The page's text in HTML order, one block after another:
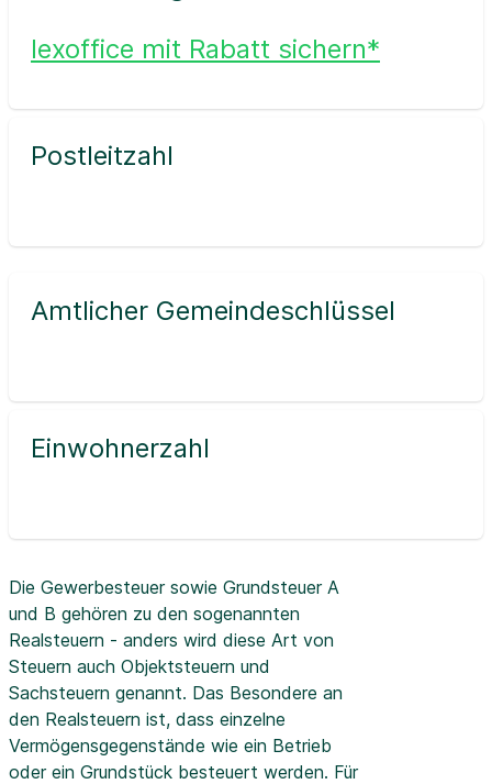
lexoffice mit Rabatt sichern*
Postleitzahl
Amtlicher Gemeindeschlüssel
Einwohnerzahl
Die Gewerbesteuer sowie Grundsteuer A
und B gehören zu den sogenannten
Realsteuern - anders wird diese Art von
Steuern auch Objektsteuern und
Sachsteuern genannt. Das Besondere an
den Realsteuern ist, dass einzelne
Vermögensgegenstände wie ein Betrieb
oder ein Grundstück besteuert werden. Für